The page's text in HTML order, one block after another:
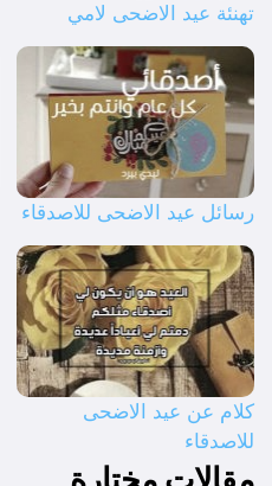
تهنئة عيد الاضحى لامي
رسائل عيد الاضحى للاصدقاء
كلام عن عيد الاضحى
للاصدقاء